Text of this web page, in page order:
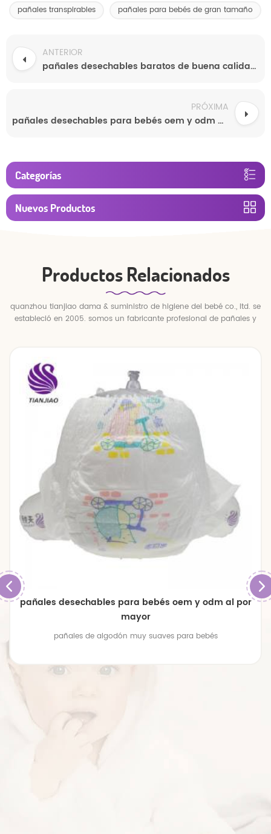
pañales transpirables
pañales para bebés de gran tamaño
ANTERIOR
pañales desechables baratos de buena calidad para bebés de china
PRÓXIMA
pañales desechables para bebés oem y odm al por mayor
Categorías
Nuevos Productos
Productos Relacionados
quanzhou tianjiao dama & suministro de higiene del bebé co., ltd. se
estableció en 2005. somos un fabricante profesional de pañales y
pañales desechables para bebés oem y odm al por
mayor
pañales de algodón muy suaves para bebés